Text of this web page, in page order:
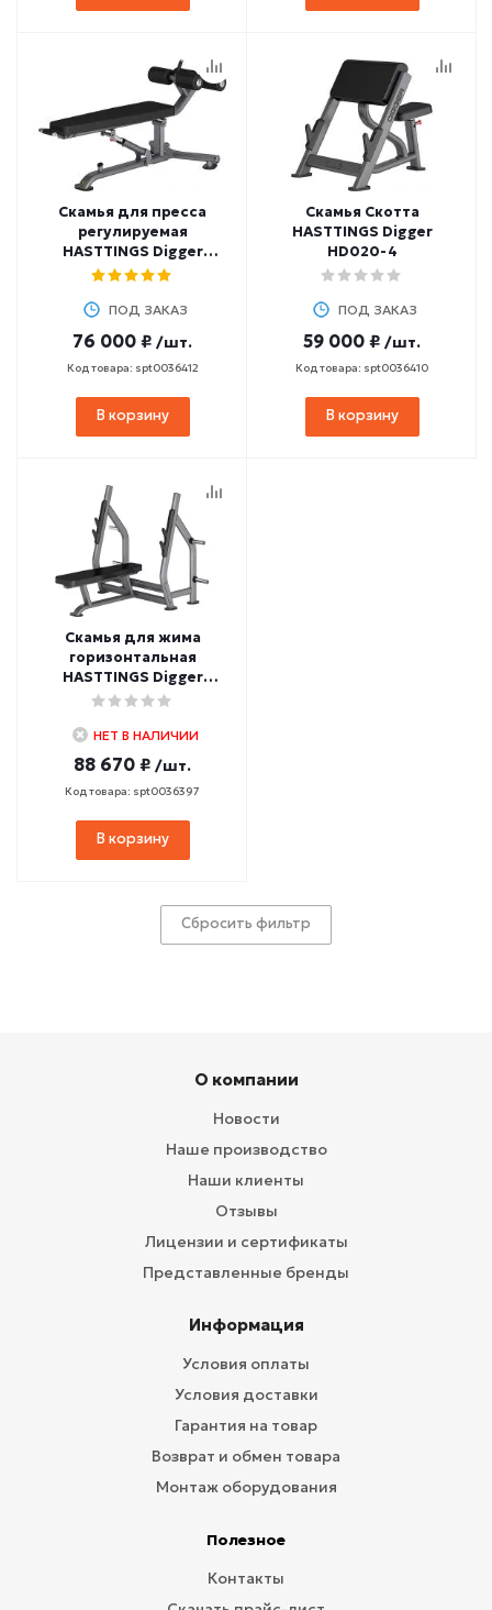
Скамья для пресса
регулируемая
HASTTINGS Digger
HD025-4
ПОД ЗАКАЗ
76 000 ₽ /шт.
Код товара: spt0036412
В корзину
Скамья Скотта
HASTTINGS Digger
HD020-4
ПОД ЗАКАЗ
59 000 ₽ /шт.
Код товара: spt0036410
В корзину
Скамья для жима
горизонтальная
HASTTINGS Digger
HD004-4B
НЕТ В НАЛИЧИИ
88 670 ₽ /шт.
Код товара: spt0036397
В корзину
Сбросить фильтр
О компании
Новости
Наше производство
Наши клиенты
Отзывы
Лицензии и сертификаты
Представленные бренды
Информация
Условия оплаты
Условия доставки
Гарантия на товар
Возврат и обмен товара
Монтаж оборудования
Полезное
Контакты